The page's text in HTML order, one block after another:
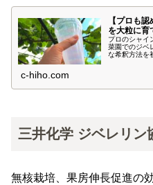
【プロも
を大粒に育
プロのシャイ
菜園でのジベ
な希釈方法を
c-hiho.com
三井化学 ジベレリン
無核栽培、果房伸長促進の